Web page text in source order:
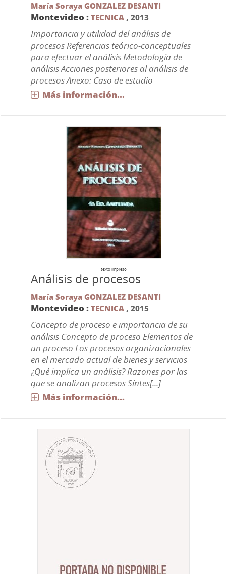
María Soraya GONZALEZ DESANTI
Montevideo : TECNICA, 2013
Importancia y utilidad del análisis de
procesos Referencias teórico-conceptuales
para efectuar el análisis Metodología de
análisis Acciones posteriores al análisis de
procesos Anexo: Caso de estudio
Más información...
texto impreso
Análisis de procesos
María Soraya GONZALEZ DESANTI
Montevideo : TECNICA, 2015
Concepto de proceso e importancia de su
análisis Concepto de proceso Elementos de
un proceso Los procesos organizacionales
en el mercado actual de bienes y servicios
¿Qué implica un análisis? Razones por las
que se analizan procesos Síntes[...]
Más información...